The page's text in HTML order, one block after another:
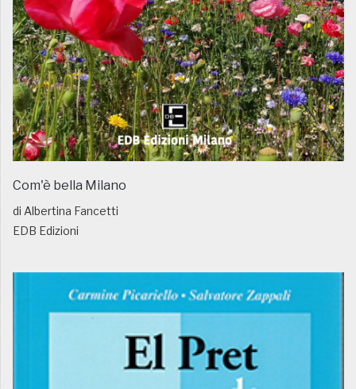
Com'è bella Milano
di Albertina Fancetti
EDB Edizioni